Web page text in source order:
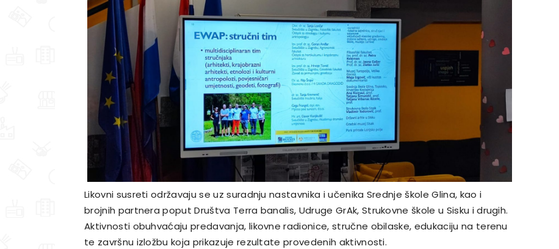
Likovni susreti održavaju se uz suradnju nastavnika i učenika Srednje škole Glina, kao i
brojnih partnera poput Društva Terra banalis, Udruge GrAk, Strukovne škole u Sisku i drugih.
Aktivnosti obuhvaćaju predavanja, likovne radionice, stručne obilaske, edukaciju na terenu
te završnu izložbu koja prikazuje rezultate provedenih aktivnosti.